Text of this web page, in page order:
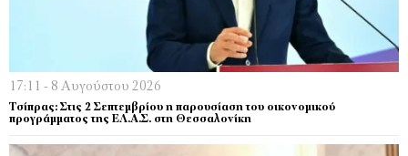
17:11 - 8 Αυγούστου 2026
Τσίπρας: Στις 2 Σεπτεμβρίου η παρουσίαση του οικονομικού
προγράμματος της ΕΛ.Α.Σ. στη Θεσσαλονίκη